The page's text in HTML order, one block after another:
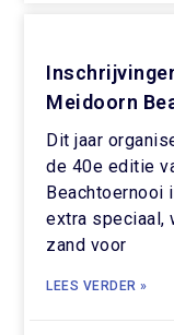
Meidoorn
Dit jaar
de 40e editie
Beachtoernooi
extra speciaal,
zand voor
LEES VERDER »